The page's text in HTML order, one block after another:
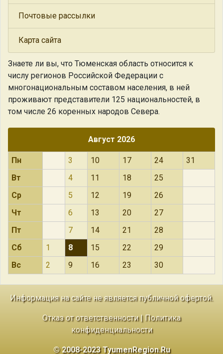
Почтовые рассылки
Карта сайта
Знаете ли вы, что Тюменская область относится к
числу регионов Российской Федерации с
многонациональным составом населения, в ней
проживают представители 125 национальностей, в
том числе 26 коренных народов Севера.
Август 2026
Пн 3 10 17 24
31
Вт
4 11 18
25
Ср
5 12 19
26
Чт
6 13 20
27
Пт
7 14 21
28
Сб
1 8 15 22
29
Вс
2 9 16 23 30
Информация на сайте не является публичной офертой.
Отказ от ответственности| Политика
конфиденциальности
© 2008-2023 TyumenRegion.Ru